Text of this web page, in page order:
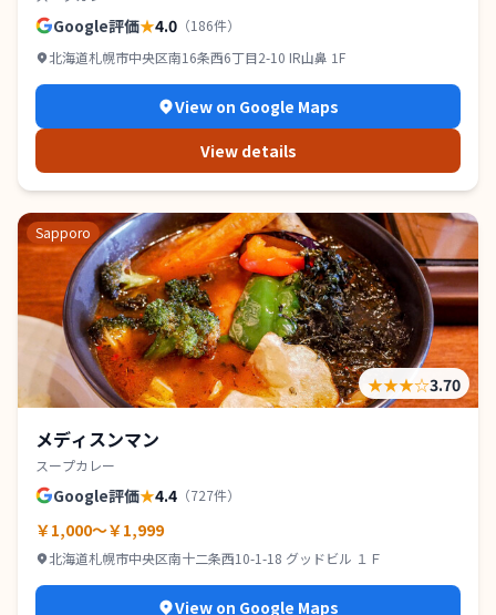
Google評価★4.0 （186件）
北海道札幌市中央区南16条西6丁目2-10 IR山鼻 1F
View on Google Maps
View details
Sapporo
★★★☆3.70
メディスンマン
スープカレー
Google評価★4.4 （727件）
￥1,000～￥1,999
北海道札幌市中央区南十二条西10-1-18 グッドビル １Ｆ
View on Google Maps